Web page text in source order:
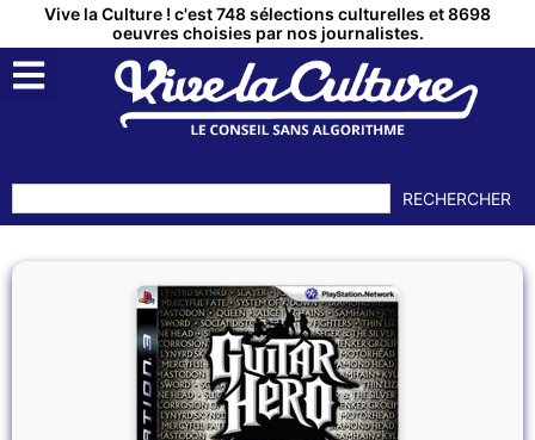
Vive la Culture ! c'est 748 sélections culturelles et 8698
oeuvres choisies par nos journalistes.
RECHERCHER